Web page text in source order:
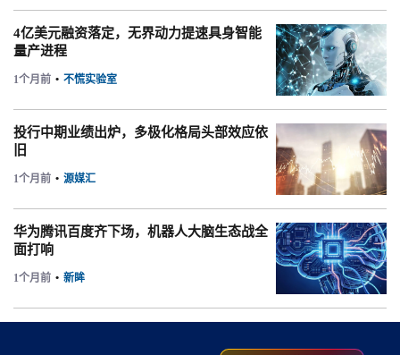
4亿美元融资落定，无界动力提速具身智能
量产进程
1个月前 • 不慌实验室
投行中期业绩出炉，多极化格局头部效应依
旧
1个月前 • 源媒汇
华为腾讯百度齐下场，机器人大脑生态战全
面打响
1个月前 • 新眸